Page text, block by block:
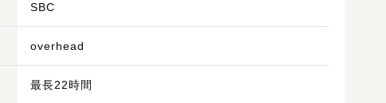
SBC
overhead
最長22時間